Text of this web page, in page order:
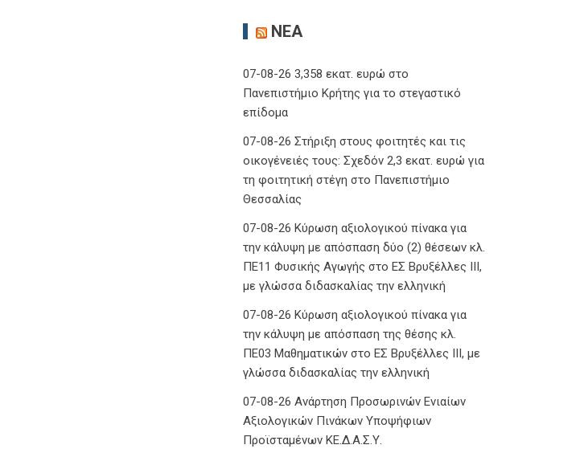
ΝΈΑ
07-08-26 3,358 εκατ. ευρώ στο
Πανεπιστήμιο Κρήτης για το στεγαστικό
επίδομα
07-08-26 Στήριξη στους φοιτητές και τις
οικογένειές τους: Σχεδόν 2,3 εκατ. ευρώ για
τη φοιτητική στέγη στο Πανεπιστήμιο
Θεσσαλίας
07-08-26 Κύρωση αξιολογικού πίνακα για
την κάλυψη με απόσπαση δύο (2) θέσεων κλ.
ΠΕ11 Φυσικής Αγωγής στο ΕΣ Βρυξέλλες ΙΙΙ,
με γλώσσα διδασκαλίας την ελληνική
07-08-26 Κύρωση αξιολογικού πίνακα για
την κάλυψη με απόσπαση της θέσης κλ.
ΠΕ03 Μαθηματικών στο ΕΣ Βρυξέλλες ΙΙΙ, με
γλώσσα διδασκαλίας την ελληνική
07-08-26 Ανάρτηση Προσωρινών Ενιαίων
Αξιολογικών Πινάκων Υποψήφιων
Προϊσταμένων ΚΕ.Δ.Α.Σ.Υ.